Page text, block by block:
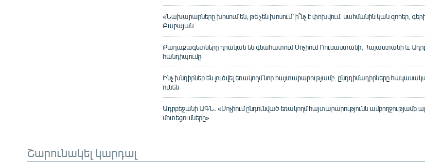
«Նախարարները խոսում են, թե չեն խոսում՝ ի՞նչ է փոխվում. սահմանին կան զոհեր,
Բաբայան
Քաղաքագետները դրական են գնահատում Սոչիում Ռուսաստանի, Հայաստանի և
հանդիպումը
Ինչ խնդիրներ են լուծվել եռակողմ նոր հայտարարությամբ. ընդդիմադիրները
ունեն
Ադրբեջանի ԱԳՆ․ «Սոչիում ընդունված եռակողմ հայտարարությունն ամբողջությամբ
մոտեցումները»
Շարունակել կարդալ